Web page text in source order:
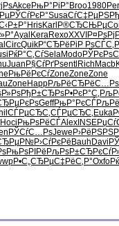
Akce РњР°РіР° Broo1980
РЎСѓРєР°SusaСѓС‡РµРЅ
HrisKarl Р®СЂСЊРµ
Ayal KeraRexoXXVI
CircQuikР“СЂРёРі Р РѕСЃС‚
РќР°С‚СѓSelaModo
Juan Р§СѓРґРѕentl Rich Macb
РњРёРєСѓZoneZoneZone
Zone HappРљРёСЂРё
РђР±СЂРѕР•РєР°С‚
GeffРњР°РєСЃ
СЃРµСЂС‚СЃРµСЂС‚ Euka
Hoci РњРѕРёСЃAlex INSE
РЎСѓС…РѕJewe Р›РёРЅРЅ
Р›СѓРєРё Bauh Davi
РњРѕРІРё РљРѕР±СЂ
Р•С„СЂРµС‡РёС‚Р°Oxfo